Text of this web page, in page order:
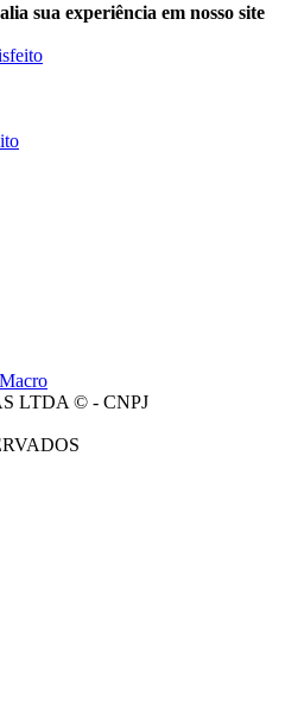
sua experiência em nosso site
LTDA © - CNPJ